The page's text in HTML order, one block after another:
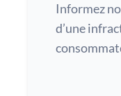
Informez
d’une